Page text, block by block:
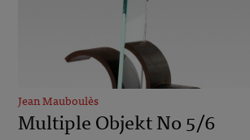
Jean Mauboulès
Multiple Objekt No 5/6